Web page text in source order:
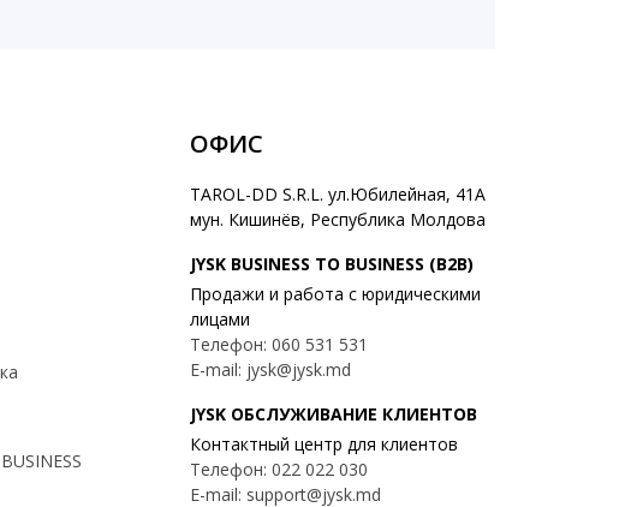
ОФИС
TAROL-DD S.R.L. ул.Юбилейная, 41A
мун. Кишинёв, Республика Молдова
JYSK BUSINESS TO BUSINESS (B2B)
Продажи и работа с юридическими
лицами
Телефон: 060 531 531
E-mail: jysk@jysk.md
JYSK ОБСЛУЖИВАНИЕ КЛИЕНТОВ
Контактный центр для клиентов
Телефон: 022 022 030
E-mail: support@jysk.md